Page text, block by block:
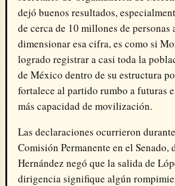
dejó buenos resultados,
de cerca de 10 millones de personas
dimensionar esa cifra, es como si
logrado registrar a casi toda la
de México dentro de su estructura
fortalece al partido rumbo a futuras
más capacidad de movilización.
Las declaraciones ocurrieron
Comisión Permanente en el Senado,
Hernández negó que la salida de
dirigencia signifique algún